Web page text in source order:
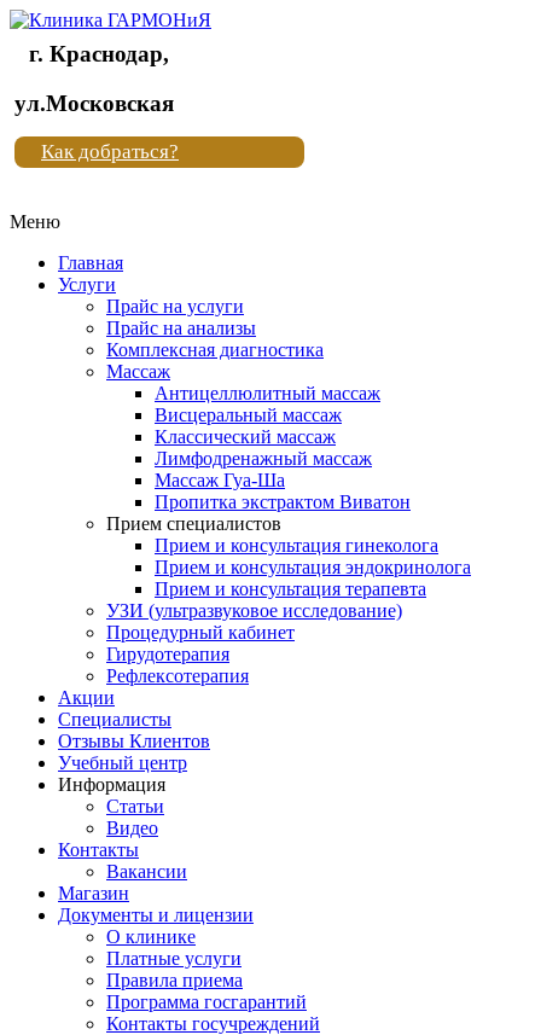
Клиника
"Новая
жизнь"
Клиника
жизнь"
г. Краснодар,
ул.Московская
Как добраться?
Меню
Главная
Услуги
Прайс на услуги
Прайс на анализы
Комплексная диагностика
Массаж
Антицеллюлитный массаж
Висцеральный массаж
Классический массаж
Лимфодренажный массаж
Массаж Гуа-Ша
Пропитка экстрактом Виватон
Прием специалистов
Прием и консультация гинеколога
Прием и консультация эндокринолога
Прием и консультация терапевта
УЗИ (ультразвуковое исследование)
Процедурный кабинет
Гирудотерапия
Рефлексотерапия
Акции
Специалисты
Отзывы Клиентов
Учебный центр
Информация
Статьи
Видео
Контакты
Вакансии
Магазин
Документы и лицензии
О клинике
Платные услуги
Правила приема
Программа госгарантий
Контакты госучреждений